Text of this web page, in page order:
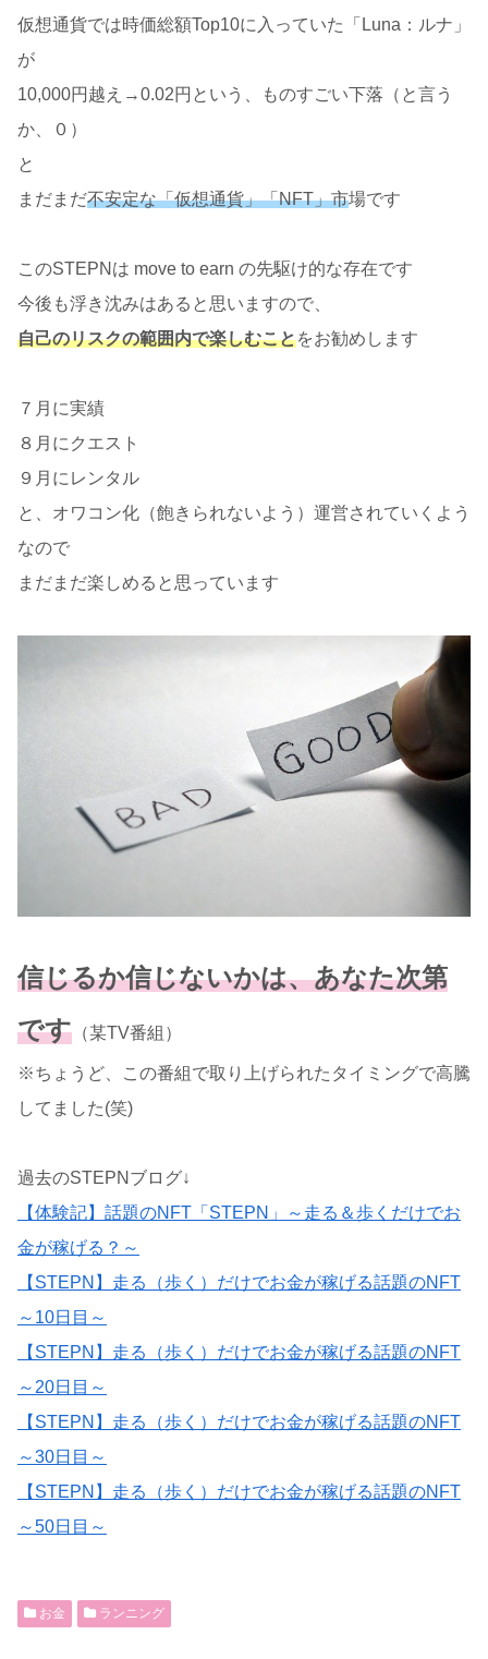
仮想通貨では時価総額Top10に入っていた「Luna：ルナ」
が
10,000円越え→0.02円という、ものすごい下落（と言う
か、０）
と
まだまだ不安定な「仮想通貨」「NFT」市場です
このSTEPNは move to earn の先駆け的な存在です
今後も浮き沈みはあると思いますので、
自己のリスクの範囲内で楽しむことをお勧めします
７月に実績
８月にクエスト
９月にレンタル
と、オワコン化（飽きられないよう）運営されていくよう
なので
まだまだ楽しめると思っています
信じるか信じないかは、あなた次第
です （某TV番組）
※ちょうど、この番組で取り上げられたタイミングで高騰
してました(笑)
過去のSTEPNブログ↓
【体験記】話題のNFT「STEPN」～走る＆歩くだけでお
金が稼げる？～
【STEPN】走る（歩く）だけでお金が稼げる話題のNFT
～10日目～
【STEPN】走る（歩く）だけでお金が稼げる話題のNFT
～20日目～
【STEPN】走る（歩く）だけでお金が稼げる話題のNFT
～30日目～
【STEPN】走る（歩く）だけでお金が稼げる話題のNFT
～50日目～
お金 ランニング